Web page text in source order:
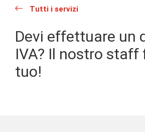
Tutti i servizi
Devi effettuare un
IVA? Il nostro staff
tuo!